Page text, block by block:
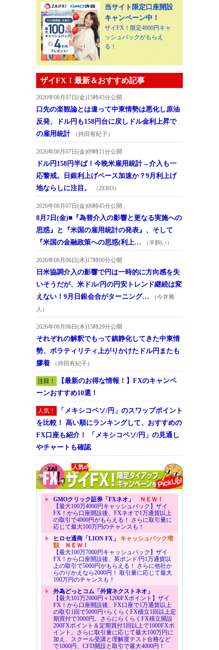
当サイト限定口座開設
キャンペーン中！
ザイFX！限定4000円キャ
ッシュバックがもらえ
る！
ザイFX！最新＆おすすめ記事
2026年08月07日(金)15時43分公開
口先の楽観論とは違って中東情勢は悪化し原油
反発、ドル円も158円台に戻しドル金利上昇で
の雇用統計
（持田有紀子）
2026年08月07日(金)09時11分公開
ドル円158円半ば！今晩米雇用統計→介入も一
応警戒。日銀利上げペース加速か？9月利上げ
地ならしに注目。
（ZERO）
2026年08月07日(金)06時45分公開
8月7日(金)■『為替介入の影響と更なる実施への
思惑』と『米国の雇用統計の発表』、そして
『米国の金融政策への思惑(利上…
（羊飼い）
2026年08月06日(木)17時00分公開
日米協調介入の影響で円は一時的に方向感を失
いそうだが、米ドル/円の円安トレンド継続は変
えない！9月日銀会合がターニング…
（今井雅
人）
2026年08月06日(木)15時29分公開
それぞれの解釈でもって鎮静化してきた中東情
勢、ボラティリティ上がりかけたドル円またも
膠着
（持田有紀子）
注目！
【最新のお得な情報！】FXのキャンペ
ーンおすすめ10選！
人気！
「メキシコペソ/円」のスワップポイント
を比較！ 高い順にランキングして、おすすめの
FX口座も紹介！ 「メキシコペソ/円」の見通し
やチャートも確認
GMOクリック証券「FXネオ」
ＮＥＷ！
【最大100万4000円キャッシュバック】ザイ
FX！から口座開設後、FXネオで1万通貨以上
の取引で4000円がもらえる！ さらに取引量に
応じて最大100万円のチャンスも！
ヒロセ通商「LION FX」 キャッシュバック増
額ＮＥＷ！
【最大100万7000円キャッシュバック】ザイ
FX！から口座開設後、英ポンド/円1万通貨以
上の取引で5000円がもらえる！ さらに他社か
らのりかえなら2000円！ 取引量に応じて最大
100万円のチャンスも！
外為どっとコム「外貨ネクストネオ」
【最大101万2000円＋1200FXポイント】ザイ
FX！から口座開設後、FX口座で1万通貨以上
の取引1回で5000円+らくらくFX積立1回以上定
期買付で3000円。さらにらくらくFX積立開設
200FXポイント＆定期買付1回以上で1000FXポ
イント。さらに取引量に応じて最大100万円に
加え、スクール受講と理解度テスト合格など
で1000円、CFD開設と取引で最大4000円！